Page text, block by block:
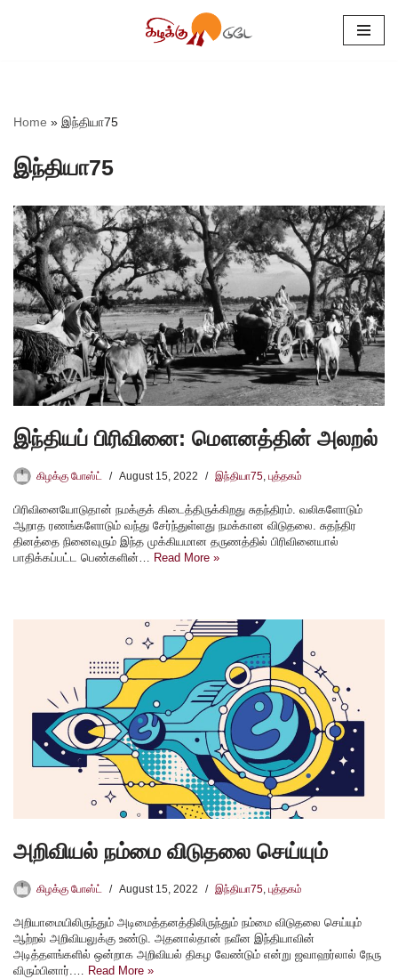
Home » இந்தியா75
இந்தியா75
இந்தியப் பிரிவினை: மௌனத்தின் அலறல்
கிழக்கு போஸ்ட் August 15, 2022 இந்தியா75 புத்தகம்
பிரிவினையோடுதான் நமக்குக் கிடைத்திருக்கிறது சுதந்திரம். வலிகளோடும்
ஆறாத ரணங்களோடும் வந்து சேர்ந்துள்ளது நமக்கான விடுதலை. சுதந்திர
தினத்தை நினைவுரும் இந்த முக்கியமான தருணத்தில் பிரிவினையால்
பாதிக்கப்பட்ட பெண்களின்… Read More »
அறிவியல் நம்மை விடுதலை செய்யும்
கிழக்கு போஸ்ட் August 15, 2022 இந்தியா75 புத்தகம்
அறியாமையிலிருந்தும் அடிமைத்தனத்திலிருந்தும் நம்மை விடுதலை செய்யும்
ஆற்றல் அறிவியலுக்கு உண்டு. அதனால்தான் நவீன இந்தியாவின்
அடித்தளங்களில் ஒன்றாக அறிவியல் திகழ வேண்டும் என்று ஜவாஹர்லால் நேரு
விரும்பினார்.… Read More »